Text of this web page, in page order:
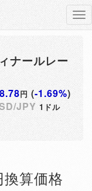
ナールレー
円 (-1.69%)
JPY 1ドル
算価格